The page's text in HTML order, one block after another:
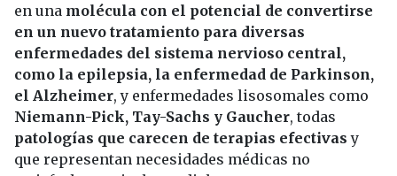
en una molécula con el potencial de convertirse
en un nuevo tratamiento para diversas
enfermedades del sistema nervioso central,
como la epilepsia, la enfermedad de Parkinson,
el Alzheimer, y enfermedades lisosomales como
Niemann-Pick, Tay-Sachs y Gaucher, todas
patologías que carecen de terapias efectivas y
que representan necesidades médicas no